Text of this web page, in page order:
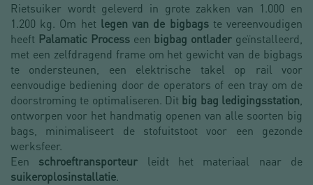
Rietsuiker wordt geleverd in grote zakken van 1.000 en
1.200 kg. Om het legen van de bigbags te vereenvoudigen
heeft Palamatic Processeen bigbag ontlader geïnstalleerd,
met een zelfdragend frame om het gewicht van de bigbags
te ondersteunen, een elektrische takel op rail voor
eenvoudige bediening door de operators of een tray om de
doorstroming te optimaliseren. Dit big bag ledigingsstation
ontworpen voor het handmatig openen van alle soorten big
bags, minimaliseert de stofuitstoot voor een gezonde
werksfeer.
Een schroeftransporteur leidt het materiaal naar de
suikeroplosinstallatie.